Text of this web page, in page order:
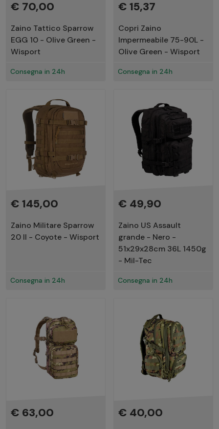
€ 70,00
Zaino Tattico Sparrow
EGG 10 - Olive Green -
Wisport
Consegna in 24h
€ 15,37
Copri Zaino
Impermeabile 75-90L -
Olive Green - Wisport
Consegna in 24h
€ 145,00
Zaino Militare Sparrow
20 II - Coyote - Wisport
Consegna in 24h
€ 49,90
Zaino US Assault
grande - Nero -
51x29x28cm 36L 1450g
- Mil-Tec
Consegna in 24h
€ 63,00 € 40,00